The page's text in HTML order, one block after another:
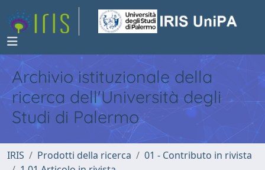
Archivio istituzionale della
ricerca dell'Università degli
Studi di Palermo
IRIS Prodotti della ricerca
01 - Contributo in rivista